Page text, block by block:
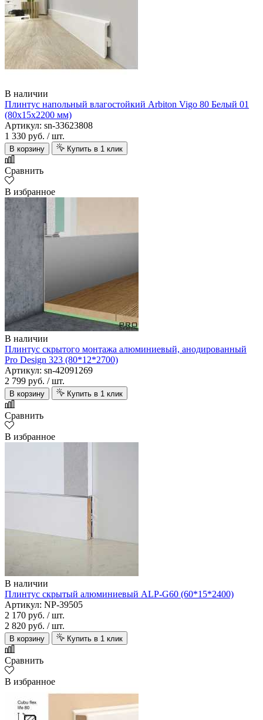
В наличии
Плинтус напольный влагостойкий Arbiton Vigo 80 Белый 01
(80х15х2200 мм)
Артикул: sn-33623808
1 330 руб. / шт.
В корзину Купить в 1 клик
Сравнить
В избранное
В наличии
Плинтус скрытого монтажа алюминиевый, анодированный
Pro Design 323 (80*12*2700)
Артикул: sn-42091269
2 799 руб. / шт.
В корзину Купить в 1 клик
Сравнить
В избранное
В наличии
Плинтус скрытый алюминиевый ALP-G60 (60*15*2400)
Артикул: NP-39505
2 170 руб. / шт.
2 820 руб. / шт.
В корзину Купить в 1 клик
Сравнить
В избранное